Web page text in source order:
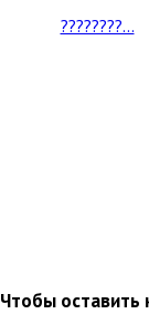
????????...
Чтобы оставить